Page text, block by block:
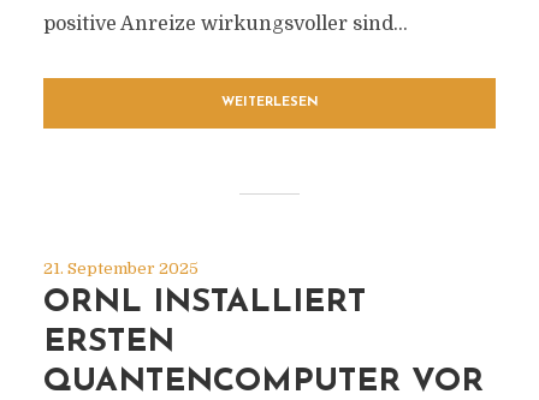
positive Anreize wirkungsvoller sind...
WEITERLESEN
21. September 2025
ORNL INSTALLIERT
ERSTEN
QUANTENCOMPUTER VOR